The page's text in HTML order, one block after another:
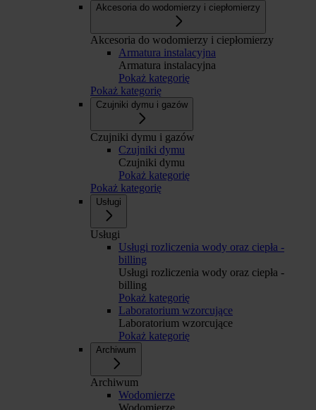
Akcesoria do wodomierzy i ciepłomierzy
Akcesoria do wodomierzy i ciepłomierzy
Armatura instalacyjna
Armatura instalacyjna
Pokaż kategorię
Pokaż kategorię
Czujniki dymu i gazów
Czujniki dymu i gazów
Czujniki dymu
Czujniki dymu
Pokaż kategorię
Pokaż kategorię
Usługi
Usługi
Usługi rozliczenia wody oraz ciepła -
billing
Usługi rozliczenia wody oraz ciepła -
billing
Pokaż kategorię
Laboratorium wzorcujące
Laboratorium wzorcujące
Pokaż kategorię
Archiwum
Archiwum
Wodomierze
Wodomierze